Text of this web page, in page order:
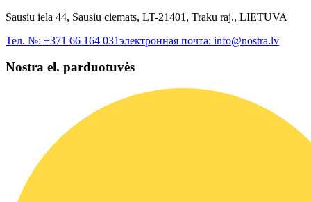
Sausiu iela 44, Sausiu ciemats, LT-21401, Traku raj., LIETUVA
Тел. №: +371 66 164 031электронная почта: info@nostra.lv
Nostra el. parduotuvės